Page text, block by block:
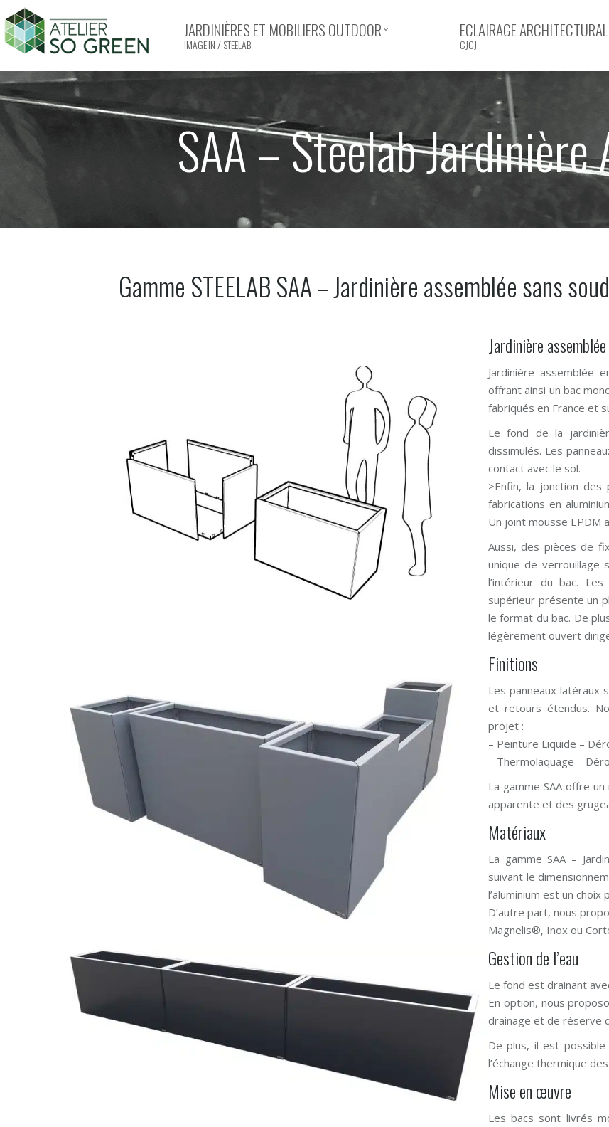
JARDINIÈRES ET MOBILIERS OUTDOOR
IMAGE’IN / STEELAB
ECLAIRAGE ARCHITECTURAL
CJCJ
SAA – Steelab Jardinière
Gamme STEELAB SAA – Jardinière assemblée sans
Jardinière
Jardinière assemblée
offrant ainsi un bac
fabriqués en France et
Le fond de la
dissimulés. Les
contact avec le sol.
>Enfin, la jonction
fabrications en
Un joint mousse EPDM
Aussi, des pièces de
unique de verrouillage
l’intérieur du bac.
supérieur présente un
le format du bac. De
légèrement ouvert
Finitions
Les panneaux latéraux
et retours étendus.
projet :
– Peinture Liquide –
– Thermolaquage –
La gamme SAA offre
apparente et des
Matériaux
La gamme SAA –
suivant le
l’aluminium est un
D’autre part, nous
Magnelis®, Inox ou
Gestion de l’eau
Le fond est drainant
En option, nous
drainage et de réserve
De plus, il est
l’échange thermique
Mise en œuvre
Les bacs sont livrés